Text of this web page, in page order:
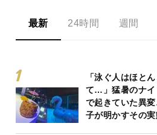
最新 24時間 週間
「泳ぐ人はほと
て…」猛暑のナイ
で起きていた異
子が明かすその